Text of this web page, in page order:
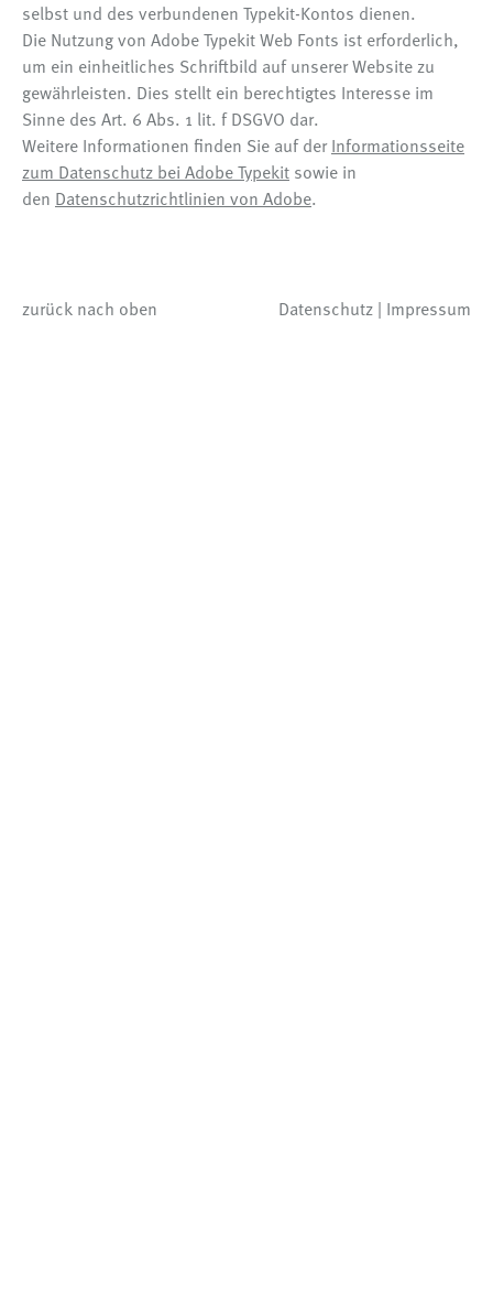
selbst und des verbundenen Typekit-Kontos dienen.
Die Nutzung von Adobe Typekit Web Fonts ist erforderlich,
um ein einheitliches Schriftbild auf unserer Website zu
gewährleisten. Dies stellt ein berechtigtes Interesse im
Sinne des Art. 6 Abs. 1 lit. f DSGVO dar.
Weitere Informationen finden Sie auf derInformationsseite
zum Datenschutz bei Adobe Typekit sowie in
den Datenschutzrichtlinien von Adobe.
zurück nach oben Datenschutz Impressum